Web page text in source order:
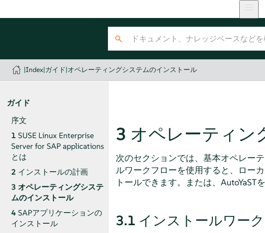
|Index|ガイド|オペレーティングシステムのインストール
ガイド
序文
1 SUSE Linux Enterprise
Server for SAP applications
とは
2 インストールの計画
3 オペレーティングシステ
ムのインストール
4 SAPアプリケーションの
インストール
3 オペレーティン
次のセクションでは、基本オペレー
ルワークフローを使用すると、ロー
トールできます。または、AutoYaST
3.1 インストールワー